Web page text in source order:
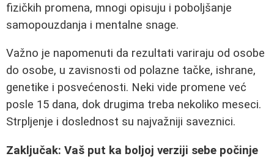
fizičkih promena, mnogi opisuju i poboljšanje
samopouzdanja i mentalne snage.
Važno je napomenuti da rezultati variraju od osobe
do osobe, u zavisnosti od polazne tačke, ishrane,
genetike i posvećenosti. Neki vide promene već
posle 15 dana, dok drugima treba nekoliko meseci.
Strpljenje i doslednost su najvažniji saveznici.
Zaključak: Vaš put ka boljoj verziji sebe počinje